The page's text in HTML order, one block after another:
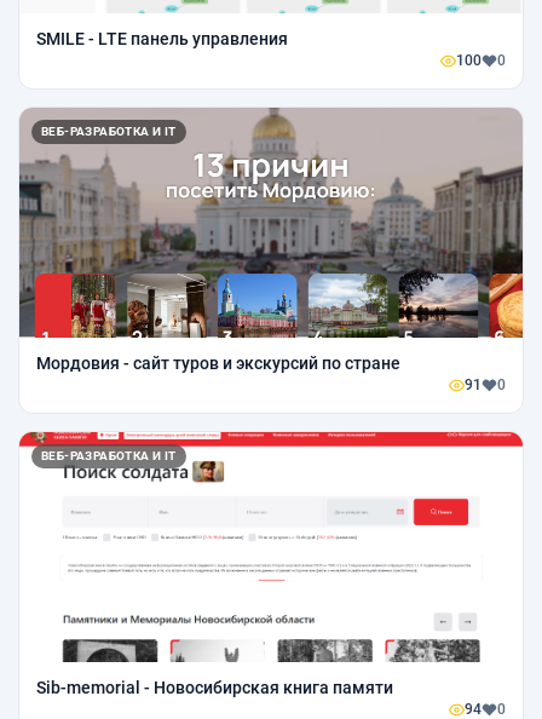
SMILE - LTE панель управления
100 0
ВЕБ-РАЗРАБОТКА И IT
Мордовия - сайт туров и экскурсий по стране
91 0
ВЕБ-РАЗРАБОТКА И IT
Sib-memorial - Новосибирская книга памяти
94 0